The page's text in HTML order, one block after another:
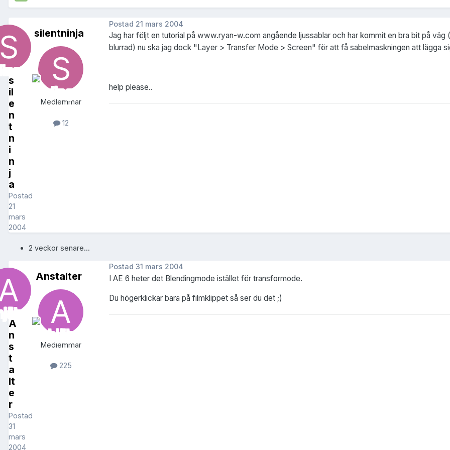
s
il
e
n
t
n
i
n
j
a
Postad
21
mars
2004
silentninja
Medlemmar
12
Postad 21 mars 2004
Jag har följt en tutorial på www.ryan-w.com angående ljussablar och har kommit en bra bit på
blurrad) nu ska jag dock "Layer > Transfer Mode > Screen" för att få sabelmaskningen att lägga
help please..
2 veckor senare...
A
n
s
t
a
lt
e
r
Postad
31
mars
2004
Anstalter
Medlemmar
225
Postad 31 mars 2004
I AE 6 heter det Blendingmode istället för transformode.
Du högerklickar bara på filmklippet så ser du det ;)